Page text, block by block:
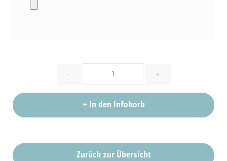
- +
+ In den Infokorb
Zurück zur Übersicht